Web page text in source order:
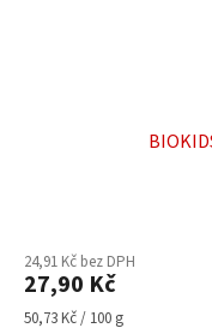
24,91 Kč bez DPH
27,90 Kč
Měrná
50,73 Kč / 100 g